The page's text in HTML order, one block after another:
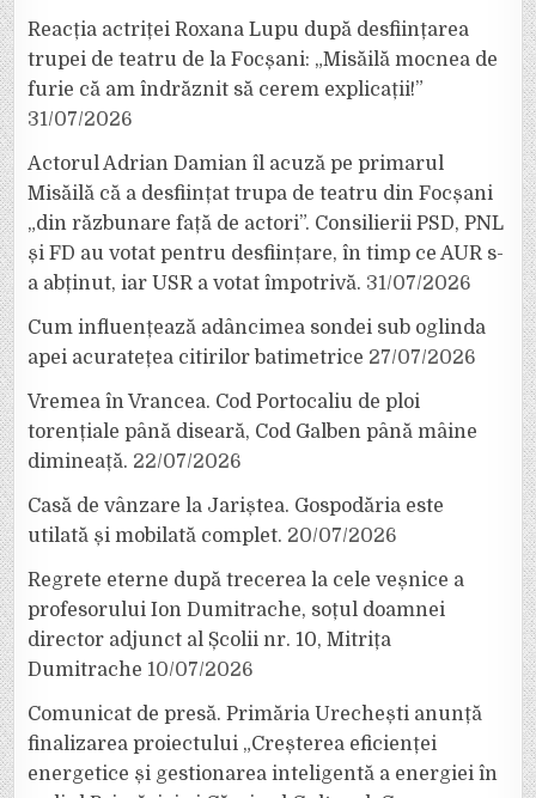
Reacția actriței Roxana Lupu după desființarea
trupei de teatru de la Focșani: „Misăilă mocnea de
furie că am îndrăznit să cerem explicații!”
31/07/2026
Actorul Adrian Damian îl acuză pe primarul
Misăilă că a desființat trupa de teatru din Focșani
„din răzbunare față de actori”. Consilierii PSD, PNL
și FD au votat pentru desființare, în timp ce AUR s-
a abținut, iar USR a votat împotrivă. 31/07/2026
Cum influențează adâncimea sondei sub oglinda
apei acuratețea citirilor batimetrice 27/07/2026
Vremea în Vrancea. Cod Portocaliu de ploi
torențiale până diseară, Cod Galben până mâine
dimineață. 22/07/2026
Casă de vânzare la Jariștea. Gospodăria este
utilată și mobilată complet. 20/07/2026
Regrete eterne după trecerea la cele veșnice a
profesorului Ion Dumitrache, soțul doamnei
director adjunct al Școlii nr. 10, Mitrița
Dumitrache 10/07/2026
Comunicat de presă. Primăria Urechești anunță
finalizarea proiectului „Creșterea eficienței
energetice și gestionarea inteligentă a energiei în